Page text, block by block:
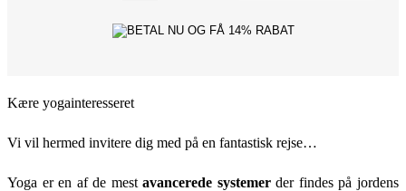
Kære yogainteresseret
Vi vil hermed invitere dig med på en fantastisk rejse…
Yoga er en af de mestavancerede systemerder findes på jordens